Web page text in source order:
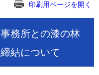
印刷用ページを開く
務所との漆の林
結について